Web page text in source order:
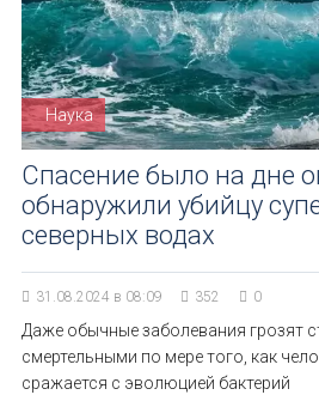
Наука
Спасение было на дне
обнаружили убийцу
северных водах
31.08.2024 в 08:09 352 0
Даже обычные заболевания грозят
смертельными по мере того, как
сражается с эволюцией бактерий